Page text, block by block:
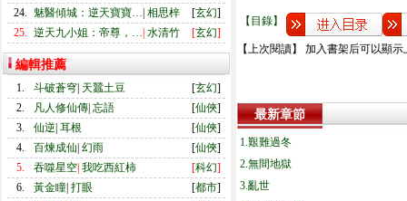
24.
魅醫傾城：逆天寶寶… 相思梓 [玄幻]
25. 逆天九小姐：帝尊，… 水清竹 [玄幻]
編輯推薦
1. 斗破蒼穹 天蠶土豆 [玄幻]
2.
凡人修仙傳 忘語 [仙俠]
3.
仙逆 耳根 [仙俠]
4.
百煉成仙 幻雨 [仙俠]
5.
吞噬星空 我吃西紅柿 [科幻]
6.
黃金瞳 打眼 [都市]
【目錄】
【上次閱讀】 加入書架后可以顯
最新章節
1.艱難過冬
2.無間地獄
3.亂世